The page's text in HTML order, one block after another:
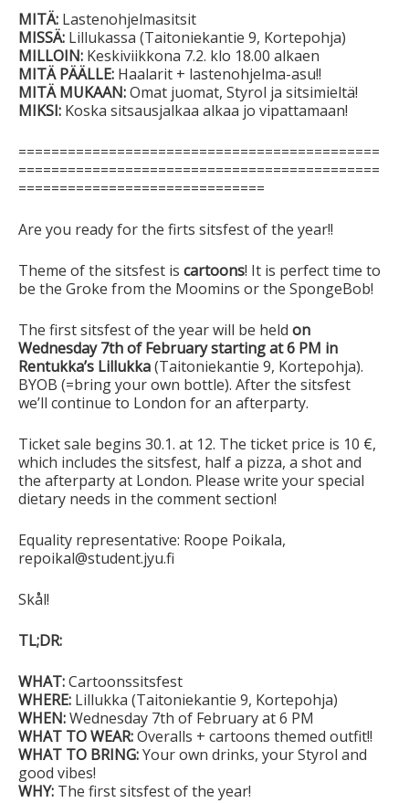
MITÄ: Lastenohjelmasitsit
MISSÄ: Lillukassa (Taitoniekantie 9, Kortepohja)
MILLOIN: Keskiviikkona 7.2. klo 18.00 alkaen
MITÄ PÄÄLLE: Haalarit + lastenohjelma-asu!!
MITÄ MUKAAN:Omat juomat, Styrol ja sitsimieltä!
MIKSI: Koska sitsausjalkaa alkaa jo vipattamaan!
============================================
============================================
==============================
Are you ready for the firts sitsfest of the year!!
Theme of the sitsfest is cartoons! It is perfect time to
be the Groke from the Moomins or the SpongeBob!
The first sitsfest of the year will be held on
Wednesday 7th of February starting at 6 PM in
Rentukka’s Lillukka(Taitoniekantie 9, Kortepohja).
BYOB (=bring your own bottle). After the sitsfest
we’ll continue to London for an afterparty.
Ticket sale begins 30.1. at 12. The ticket price is 10 €,
which includes the sitsfest, half a pizza, a shot and
the afterparty at London. Please write your special
dietary needs in the comment section!
Equality representative: Roope Poikala,
repoikal@student.jyu.fi
Skål!
TL;DR:
WHAT:Cartoonssitsfest
WHERE: Lillukka (Taitoniekantie 9, Kortepohja)
WHEN:Wednesday 7th of February at 6 PM
WHAT TO WEAR:Overalls + cartoons themed outfit!!
WHAT TO BRING:Your own drinks, your Styrol and
good vibes!
WHY: The first sitsfest of the year!